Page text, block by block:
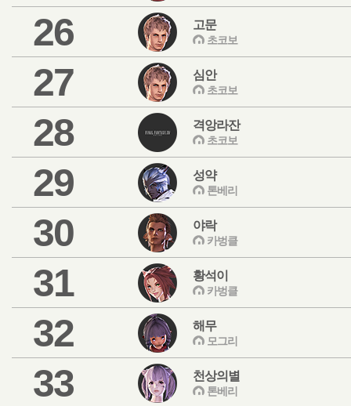
26 고문
초코보
27 심안
초코보
28 격앙라잔
초코보
29 성약
톤베리
30 야락
카벙클
31 황석이
카벙클
32 해무
모그리
33 천상의별
톤베리